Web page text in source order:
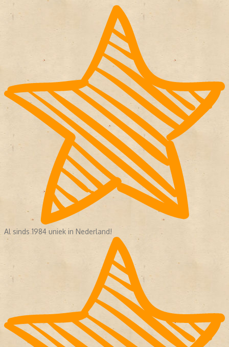
Al sinds 1984 uniek in Nederland!